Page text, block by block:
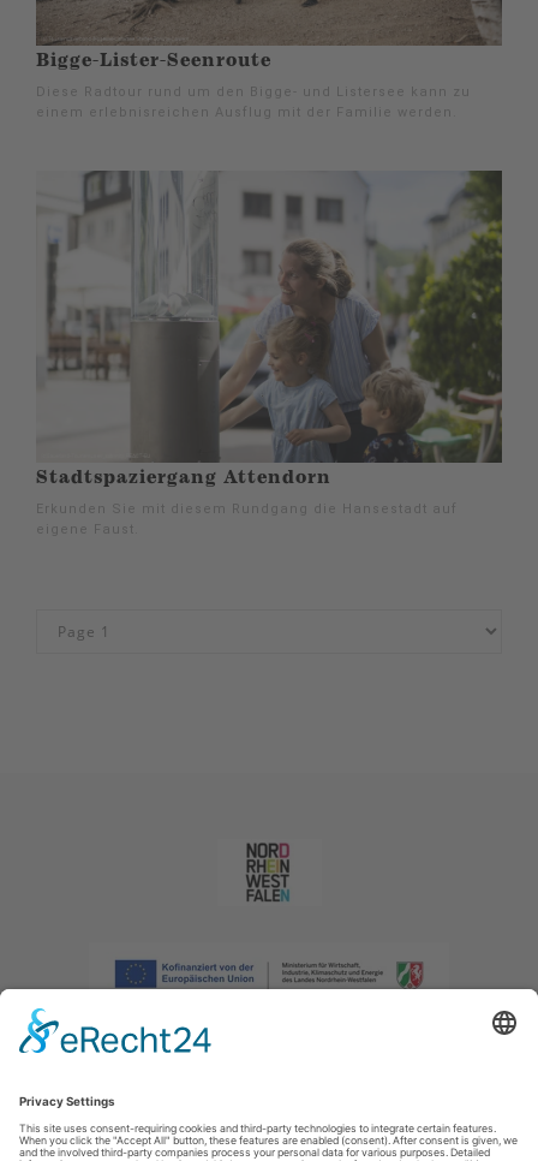
Bigge-Lister-Seenroute
Diese Radtour rund um den Bigge- und Listersee kann zu
einem erlebnisreichen Ausflug mit der Familie werden.
Stadtspaziergang Attendorn
Erkunden Sie mit diesem Rundgang die Hansestadt auf
eigene Faust.